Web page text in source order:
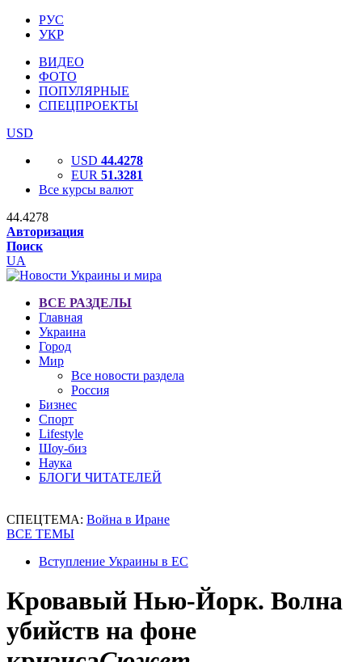
РУС
УКР
ВИДЕО
ФОТО
ПОПУЛЯРНЫЕ
СПЕЦПРОЕКТЫ
USD
USD 44.4278
EUR 51.3281
Все курсы валют
44.4278
Авторизация
Поиск
UA
ВСЕ РАЗДЕЛЫ
Главная
Украина
Город
Мир
Все новости раздела
Россия
Бизнес
Спорт
Lifestyle
Шоу-биз
Наука
БЛОГИ ЧИТАТЕЛЕЙ
СПЕЦТЕМА: Война в Иране
ВСЕ ТЕМЫ
Вступление Украины в ЕС
Кровавый Нью-Йорк. Волна
убийств на фоне